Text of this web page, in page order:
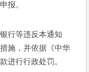
报。
行等违反本通知
施，并依据《中华
进行行政处罚。